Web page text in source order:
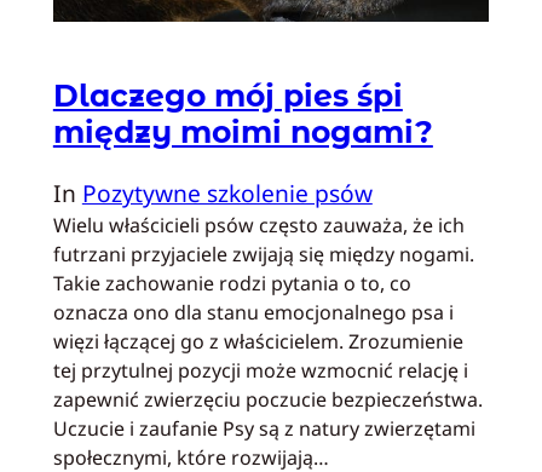
Dlaczego mój pies śpi
między moimi nogami?
In Pozytywne szkolenie psów
Wielu właścicieli psów często zauważa, że ich
futrzani przyjaciele zwijają się między nogami.
Takie zachowanie rodzi pytania o to, co
oznacza ono dla stanu emocjonalnego psa i
więzi łączącej go z właścicielem. Zrozumienie
tej przytulnej pozycji może wzmocnić relację i
zapewnić zwierzęciu poczucie bezpieczeństwa.
Uczucie i zaufanie Psy są z natury zwierzętami
społecznymi, które rozwijają…